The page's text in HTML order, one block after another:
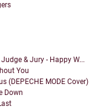
& Jury - Happy W...
You
(DEPECHE MODE Cover)
Down